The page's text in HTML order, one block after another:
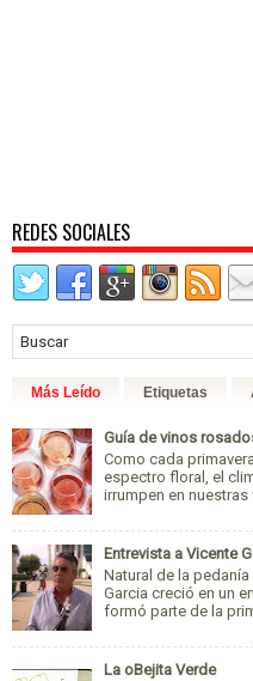
REDES SOCIALES
Más Leído Etiquetas
Guía de vinos
Como cada
espectro floral, el
irrumpen en nuestras
Entrevista a Vicente
Natural de la
Garcia creció en un
formó parte de la
La oBejita Verde